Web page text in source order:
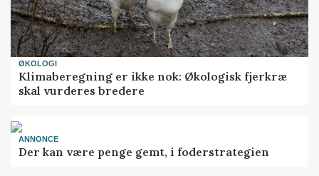
ØKOLOGI
Klimaberegning er ikke nok: Økologisk fjerkræ
skal vurderes bredere
ANNONCE
Der kan være penge gemt, i foderstrategien